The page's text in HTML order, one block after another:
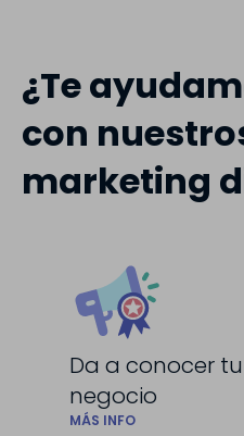
¿Te
con
marketing
Da a conocer tu
negocio
MÁS INFO